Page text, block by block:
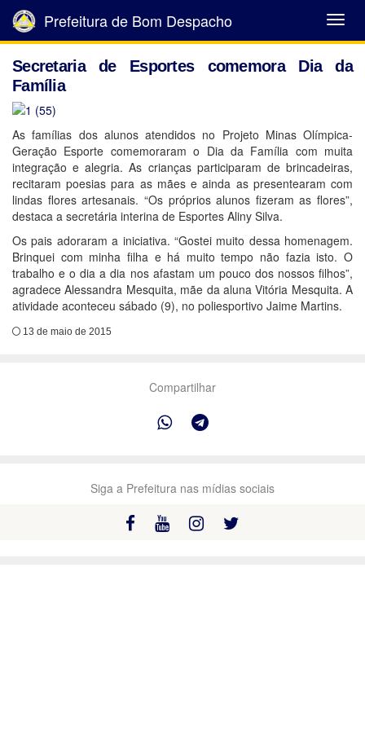
Abrir
Menu
Prefeitura de Bom Despacho
Secretaria de Esportes comemora Dia da
Família
As famílias dos alunos atendidos no Projeto Minas Olímpica-
Geração Esporte comemoraram o Dia da Família com muita
integração e alegria. As crianças participaram de brincadeiras,
recitaram poesias para as mães e ainda as presentearam com
lindas flores artesanais. “Os próprios alunos fizeram as flores”,
destaca a secretária interina de Esportes Aliny Silva.
Os pais adoraram a iniciativa. “Gostei muito dessa homenagem.
Brinquei com minha filha e há muito tempo não fazia isto. O
trabalho e o dia a dia nos afastam um pouco dos nossos filhos”,
agradece Alessandra Mesquita, mãe da aluna Vitória Mesquita. A
atividade aconteceu sábado (9), no poliesportivo Jaime Martins.
13 de maio de 2015
Compartilhar
Siga a Prefeitura nas mídias sociais